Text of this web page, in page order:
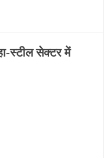
स्टील सेक्टर में